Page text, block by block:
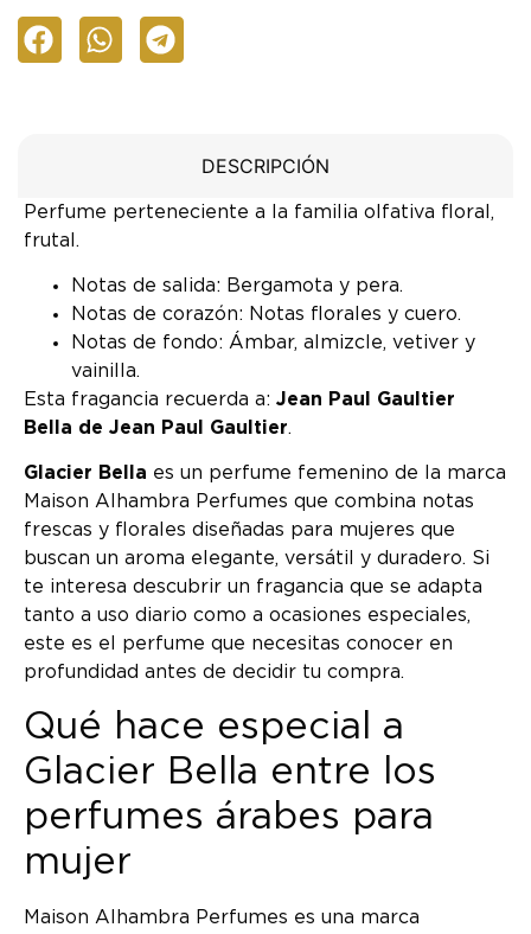
DESCRIPCIÓN
Perfume perteneciente a la familia olfativa floral,
frutal.
Notas de salida: Bergamota y pera.
Notas de corazón: Notas florales y cuero.
Notas de fondo: Ámbar, almizcle, vetiver y
vainilla.
Esta fragancia recuerda a: Jean Paul Gaultier
Bella de Jean Paul Gaultier.
Glacier Bella es un perfume femenino de la marca
Maison Alhambra Perfumes que combina notas
frescas y florales diseñadas para mujeres que
buscan un aroma elegante, versátil y duradero. Si
te interesa descubrir un fragancia que se adapta
tanto a uso diario como a ocasiones especiales,
este es el perfume que necesitas conocer en
profundidad antes de decidir tu compra.
Qué hace especial a
Glacier Bella entre los
perfumes árabes para
mujer
Maison Alhambra Perfumes es una marca